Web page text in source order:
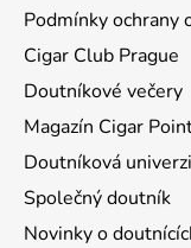
Podmínky ochrany
Cigar Club Prague
Doutníkové večery
Magazín Cigar
Doutníková
Společný doutník
Novinky o